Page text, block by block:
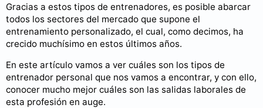
Gracias a estos tipos de entrenadores, es posible abarcar
todos los sectores del mercado que supone el
entrenamiento personalizado, el cual, como decimos, ha
crecido muchísimo en estos últimos años.
En este artículo vamos a ver cuáles son los tipos de
entrenador personal que nos vamos a encontrar, y con ello,
conocer mucho mejor cuáles son las salidas laborales de
esta profesión en auge.